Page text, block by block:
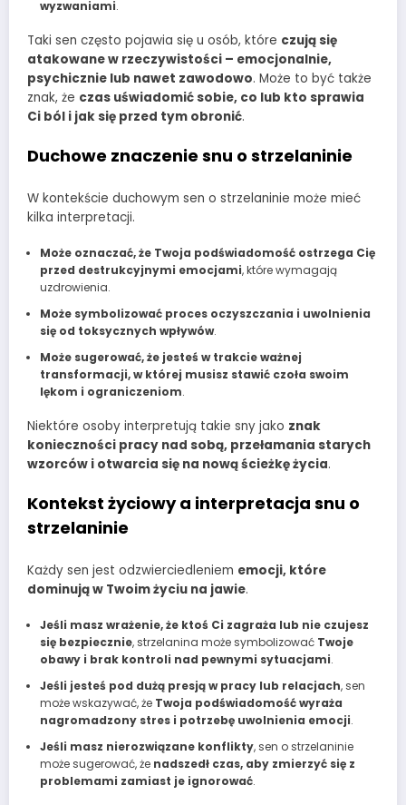
wyzwaniami.
Taki sen często pojawia się u osób, które czują się
atakowane w rzeczywistości – emocjonalnie,
psychicznie lub nawet zawodowo. Może to być także
znak, że czas uświadomić sobie, co lub kto sprawia
Ci ból i jak się przed tym obronić.
Duchowe znaczenie snu o strzelaninie
W kontekście duchowym sen o strzelaninie może mieć
kilka interpretacji.
Może oznaczać, że Twoja podświadomość ostrzega Cię
przed destrukcyjnymi emocjami, które wymagają
uzdrowienia.
Może symbolizować proces oczyszczania i uwolnienia
się od toksycznych wpływów.
Może sugerować, że jesteś w trakcie ważnej
transformacji, w której musisz stawić czoła swoim
lękom i ograniczeniom.
Niektóre osoby interpretują takie sny jako znak
konieczności pracy nad sobą, przełamania starych
wzorców i otwarcia się na nową ścieżkę życia.
Kontekst życiowy a interpretacja snu o
strzelaninie
Każdy sen jest odzwierciedleniem emocji, które
dominują w Twoim życiu na jawie.
Jeśli masz wrażenie, że ktoś Ci zagraża lub nie czujesz
się bezpiecznie, strzelanina może symbolizować Twoje
obawy i brak kontroli nad pewnymi sytuacjami.
Jeśli jesteś pod dużą presją w pracy lub relacjach, sen
może wskazywać, że Twoja podświadomość wyraża
nagromadzony stres i potrzebę uwolnienia emocji.
Jeśli masz nierozwiązane konflikty, sen o strzelaninie
może sugerować, że nadszedł czas, aby zmierzyć się z
problemami zamiast je ignorować.